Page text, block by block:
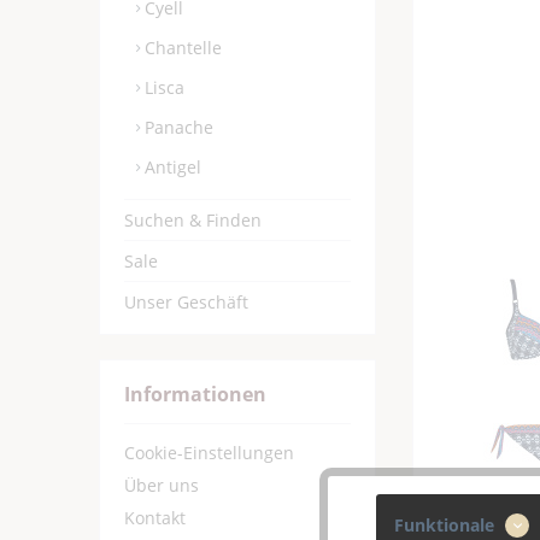
Cyell
Chantelle
Lisca
Panache
Antigel
Suchen & Finden
Sale
Unser Geschäft
Informationen
Cookie-Einstellungen
Über uns
Kontakt
Funktionale